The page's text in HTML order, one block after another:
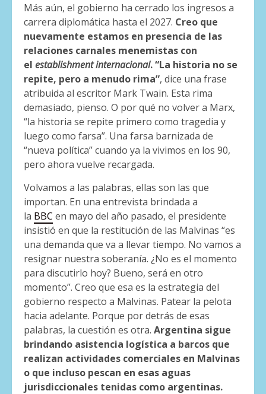
Más aún, el gobierno ha cerrado los ingresos a
carrera diplomática hasta el 2027. Creo que
nuevamente estamos en presencia de las
relaciones carnales menemistas con
el establishment internacional. “La historia no se
repite, pero a menudo rima”, dice una frase
atribuida al escritor Mark Twain. Esta rima
demasiado, pienso. O por qué no volver a Marx,
“la historia se repite primero como tragedia y
luego como farsa”. Una farsa barnizada de
“nueva política” cuando ya la vivimos en los 90,
pero ahora vuelve recargada.
Volvamos a las palabras, ellas son las que
importan. En una entrevista brindada a
la BBC en mayo del año pasado, el presidente
insistió en que la restitución de las Malvinas “es
una demanda que va a llevar tiempo. No vamos a
resignar nuestra soberanía. ¿No es el momento
para discutirlo hoy? Bueno, será en otro
momento”. Creo que esa es la estrategia del
gobierno respecto a Malvinas. Patear la pelota
hacia adelante. Porque por detrás de esas
palabras, la cuestión es otra. Argentina sigue
brindando asistencia logística a barcos que
realizan actividades comerciales en Malvinas
o que incluso pescan en esas aguas
jurisdiccionales tenidas como argentinas.